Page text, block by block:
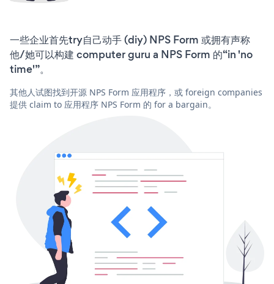
一些企业首先try自己动手 (diy) NPS Form 或拥有声称
他/她可以构建 computer guru a NPS Form 的“in 'no
time'”。
其他人试图找到开源 NPS Form 应用程序，或 foreign companies
提供 claim to 应用程序 NPS Form 的 for a bargain。